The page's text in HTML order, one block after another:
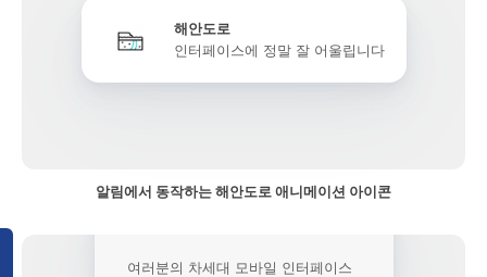
해안도로
인터페이스에 정말 잘 어울립니다
알림에서 동작하는 해안도로 애니메이션 아이콘
여러분의 차세대 모바일 인터페이스